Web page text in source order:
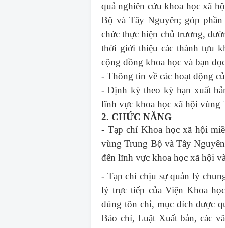
quả nghiên cứu khoa học xã
Bộ và Tây Nguyên; góp
chức thực hiện chủ trương,
thời giới thiệu các thành tựu
cộng đồng khoa học và bạn
- Thông tin về các hoạt động
- Định kỳ theo kỳ hạn xuất
lĩnh vực khoa học xã hội vùng
2. CHỨC NĂNG
- Tạp chí Khoa học xã hội
vùng Trung Bộ và Tây
đến lĩnh vực khoa học xã hội
- Tạp chí chịu sự quản lý
lý trực tiếp của Viện Khoa
đúng tôn chỉ, mục đích được
Báo chí, Luật Xuất bản, các